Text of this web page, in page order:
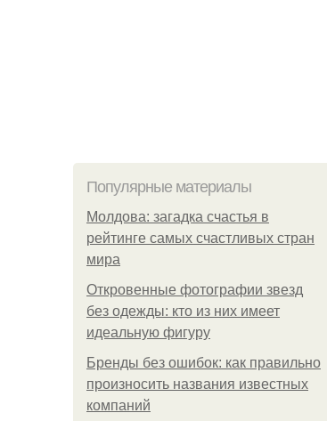
Популярные материалы
Молдова: загадка счастья в
рейтинге самых счастливых стран
мира
Откровенные фотографии звезд
без одежды: кто из них имеет
идеальную фигуру
Бренды без ошибок: как правильно
произносить названия известных
компаний